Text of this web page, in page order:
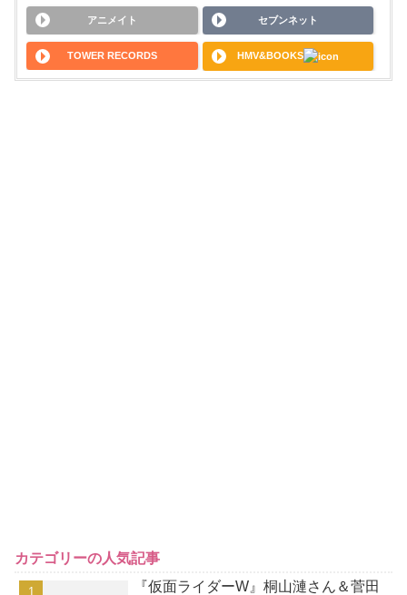
アニメイト セブンネット
TOWER RECORDS HMV&BOOKS
カテゴリーの人気記事
『仮面ライダーW』桐山漣さん＆菅田